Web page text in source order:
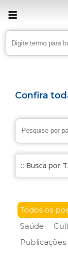
Confira
Todos os
Saúde
Publicações